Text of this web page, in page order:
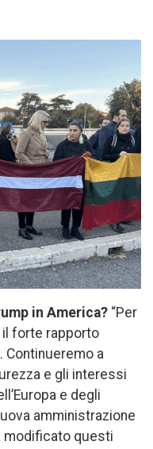
in America? “Per
il forte rapporto
Continueremo a
e gli interessi
e degli
amministrazione
modificato questi